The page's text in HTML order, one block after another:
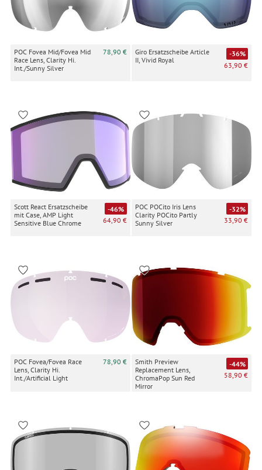
POC Fovea Mid/Fovea Mid
Race Lens, Clarity Hi.
Int./Sunny Silver
78,90 €
Giro Ersatzscheibe Article
II, Vivid Royal
-36%
63,90 €
Scott React Ersatzscheibe
mit Case, AMP Light
Sensitive Blue Chrome
-46%
64,90 €
POC POCito Iris Lens
Clarity POCito Partly
Sunny Silver
-32%
33,90 €
POC Fovea/Fovea Race
Lens, Clarity Hi.
Int./Artificial Light
78,90 €
Smith Preview
Replacement Lens,
ChromaPop Sun Red
Mirror
-44%
58,90 €